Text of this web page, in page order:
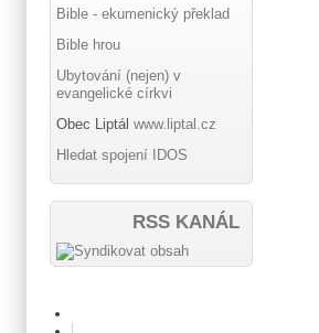
Bible - ekumenický překlad
Bible hrou
Ubytování (nejen) v
evangelické církvi
Obec Liptál www.liptal.cz
Hledat spojení IDOS
RSS KANÁL